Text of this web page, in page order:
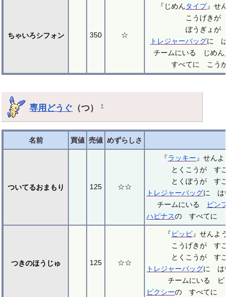
ちゃいろシフォン 350 ☆
『じめんタイプ』せ
こうげきが
ぼうぎょが
トレジャーバッグに は
チームにいる じめん
すべてに こう
専用どうぐ （つ）†
名前 買値 売値 めずらしさ
ついてるおまもり 125 ☆☆
『ラッキー』せん
とくこうが す
とくぼうが す
トレジャーバッグに は
チームにいる
ピン
ハピナスの すべてに
つきのほうじゅ 125 ☆☆
『ピッピ』せん
こうげきが す
とくこうが す
トレジャーバッグに は
チームにいる
ピクシーの すべてに